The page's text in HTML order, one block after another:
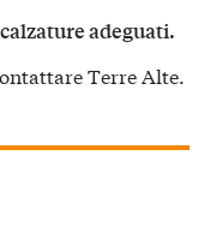
adeguati.
Terre Alte.